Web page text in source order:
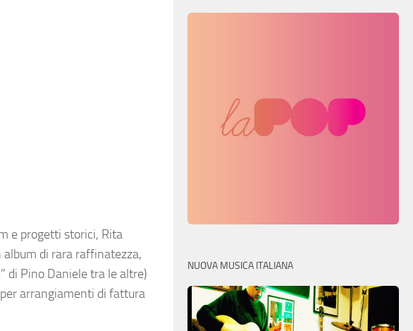
e progetti storici, Rita
di rara raffinatezza,
di Pino Daniele tra le altre)
arrangiamenti di fattura
NUOVA MUSICA ITALIANA